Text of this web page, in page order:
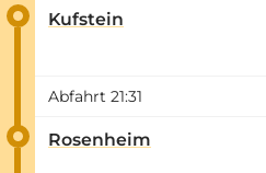
Kufstein
Abfahrt 21:31
Rosenheim